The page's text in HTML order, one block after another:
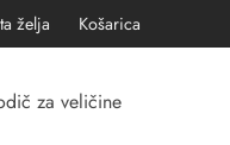
želja Košarica
za veličine